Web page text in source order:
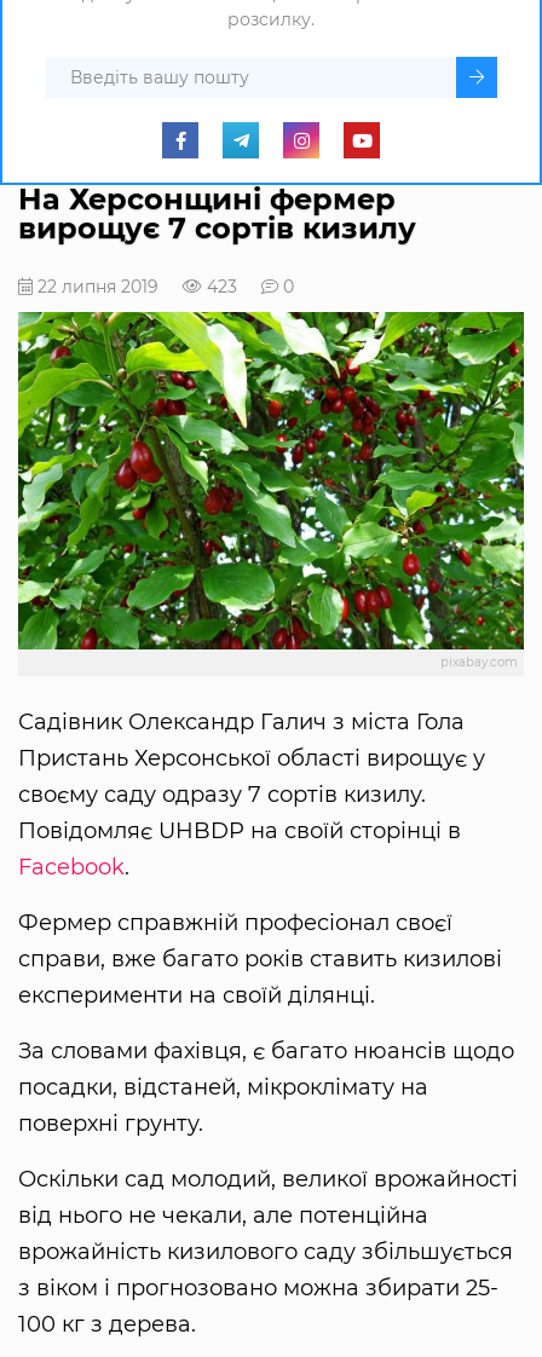
розсилку.
На Херсонщині фермер
вирощує 7 сортів кизилу
22 липня 2019 423 0
pixabay.com
Садівник Олександр Галич з міста Гола
Пристань Херсонської області вирощує у
своєму саду одразу 7 сортів кизилу.
Повідомляє UHBDP на своїй сторінці в
Facebook.
Фермер справжній професіонал своєї
справи, вже багато років ставить кизилові
експерименти на своїй ділянці.
За словами фахівця, є багато нюансів щодо
посадки, відстаней, мікроклімату на
поверхні грунту.
Оскільки сад молодий, великої врожайності
від нього не чекали, але потенційна
врожайність кизилового саду збільшується
з віком і прогнозовано можна збирати 25-
100 кг з дерева.